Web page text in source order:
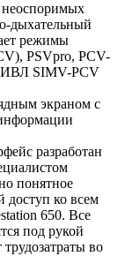
дыхательный
режимы
PSVpro, PCV-
ИВЛ SIMV-PCV
экраном с
разработан
понятное
доступ ко всем
650. Все
под рукой
во